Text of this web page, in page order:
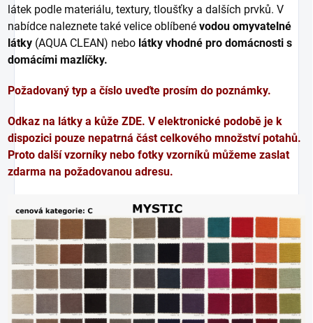
látek podle materiálu, textury, tloušťky a dalších prvků. V
nabídce naleznete také velice oblíbené vodou omyvatelné
látky (AQUA CLEAN) nebo látky vhodné pro domácnosti s
domácími mazlíčky.
Požadovaný typ a číslo uveďte prosím do poznámky.
Odkaz na látky a kůže ZDE. V elektronické podobě je k
dispozici pouze nepatrná část celkového množství potahů.
Proto další vzorníky nebo fotky vzorníků můžeme zaslat
zdarma na požadovanou adresu.